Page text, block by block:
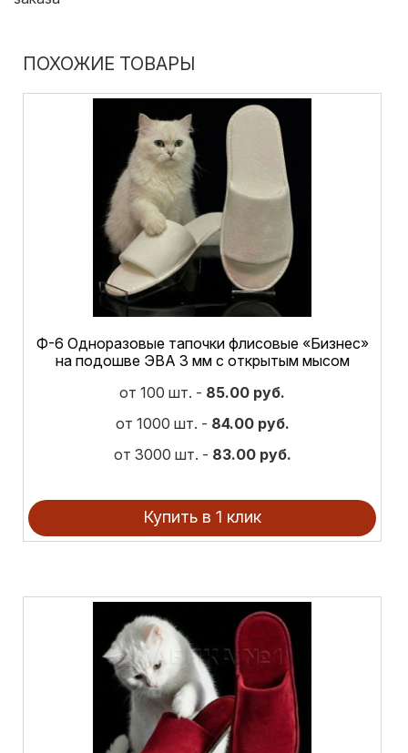
ПОХОЖИЕ ТОВАРЫ
Ф-6 Одноразовые тапочки флисовые «Бизнес»
на подошве ЭВА 3 мм с открытым мысом
от 100 шт. - 85.00 руб.
от 1000 шт. - 84.00 руб.
от 3000 шт. - 83.00 руб.
Купить в 1 клик